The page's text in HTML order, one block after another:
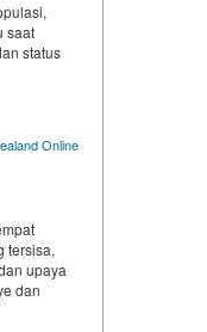
saat
status
Online
tersisa,
upaya
dan